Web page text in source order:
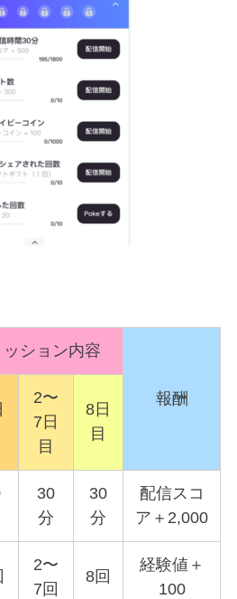
ッション内容
報酬
2〜
7日
目
8日
目
30
分
30
分
配信スコ
ア＋2,000
2〜
7回
8回
経験値＋
100